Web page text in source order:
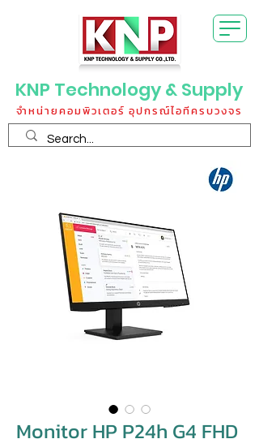
KNP Technology & Supply
จำหน่ายคอมพิวเตอร์ อุปกรณ์ไอทีครบวงจร
Monitor HP P24h G4 FHD